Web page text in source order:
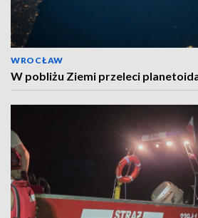
WROCŁAW
W pobliżu Ziemi przeleci